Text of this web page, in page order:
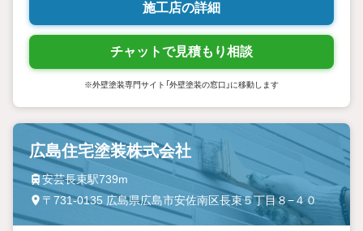
施工店の詳細
チャットで見積もり相談
※外壁塗装専門サイト「外壁塗装の窓口」に移動します
広島住宅塗装株式会社
安芸長束駅739m
〒731-0135 広島県広島市安佐南区長束５丁目８−４０